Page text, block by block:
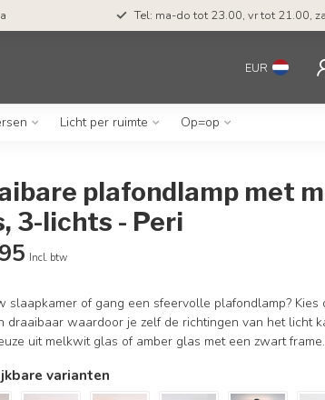
Tel: ma-do tot 23.00, vr tot 21.00,
EUR
Licht per ruimte Op=op
plafondlamp met
3-lichts - Peri
Incl. btw
slaapkamer of gang een sfeervolle plafondlamp? Kies
draaibaar waardoor je zelf de richtingen van het licht
uit melkwit glas of amber glas met een zwart frame.
varianten